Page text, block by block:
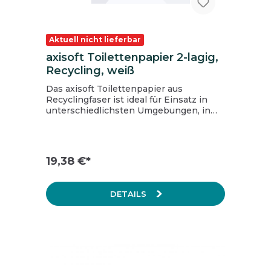
Aktuell nicht lieferbar
axisoft Toilettenpapier 2-lagig,
Recycling, weiß
Das axisoft Toilettenpapier aus
Recyclingfaser ist ideal für Einsatz in
unterschiedlichsten Umgebungen, in
Recyclinganteil PCR. Marke: axisoft
Farbe: weiß Lage: 2-lagig
Hülsendurchmesser (cm): 4,6
Rollenlänge (m): 46 Anzahl VE/Palette:
19,38 €*
DETAILS